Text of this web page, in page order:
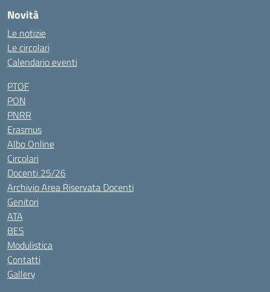
Novità
Le notizie
Le circolari
Calendario eventi
PTOF
PON
PNRR
Erasmus
Albo Online
Circolari
Docenti 25/26
Archivio Area Riservata Docenti
Genitori
ATA
BES
Modulistica
Contatti
Gallery